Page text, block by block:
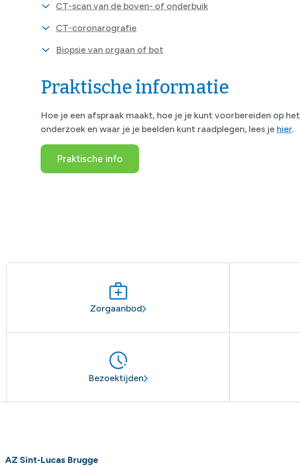
CT-scan van de boven- of onderbuik
CT-coronarografie
Biopsie van orgaan of bot
Praktische informatie
Hoe je een afspraak maakt, hoe je je kunt voorbereiden op het
onderzoek en waar je je beelden kunt raadplegen, lees je hier.
Praktische info
Zorgaanbod
Bezoektijden
AZ Sint-Lucas Brugge